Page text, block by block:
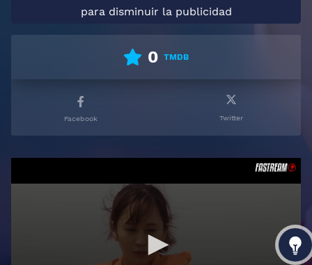
para disminuir la publicidad
0 TMDB
Facebook Twitter